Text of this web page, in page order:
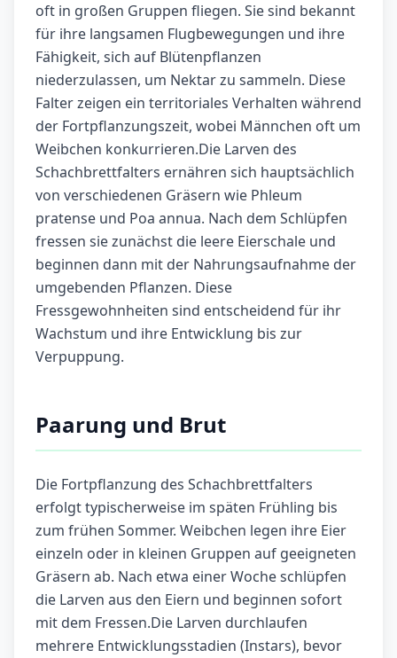
oft in großen Gruppen fliegen. Sie sind bekannt
für ihre langsamen Flugbewegungen und ihre
Fähigkeit, sich auf Blütenpflanzen
niederzulassen, um Nektar zu sammeln. Diese
Falter zeigen ein territoriales Verhalten während
der Fortpflanzungszeit, wobei Männchen oft um
Weibchen konkurrieren.Die Larven des
Schachbrettfalters ernähren sich hauptsächlich
von verschiedenen Gräsern wie Phleum
pratense und Poa annua. Nach dem Schlüpfen
fressen sie zunächst die leere Eierschale und
beginnen dann mit der Nahrungsaufnahme der
umgebenden Pflanzen. Diese
Fressgewohnheiten sind entscheidend für ihr
Wachstum und ihre Entwicklung bis zur
Verpuppung.
Paarung und Brut
Die Fortpflanzung des Schachbrettfalters
erfolgt typischerweise im späten Frühling bis
zum frühen Sommer. Weibchen legen ihre Eier
einzeln oder in kleinen Gruppen auf geeigneten
Gräsern ab. Nach etwa einer Woche schlüpfen
die Larven aus den Eiern und beginnen sofort
mit dem Fressen.Die Larven durchlaufen
mehrere Entwicklungsstadien (Instars), bevor